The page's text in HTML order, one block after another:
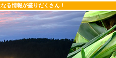
情報が盛りだくさん！